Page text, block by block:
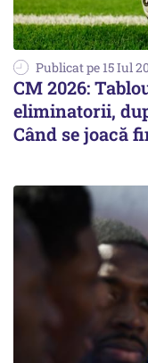
Publicat pe 15 Iul
CM 2026:
eliminatorii,
Când se joacă